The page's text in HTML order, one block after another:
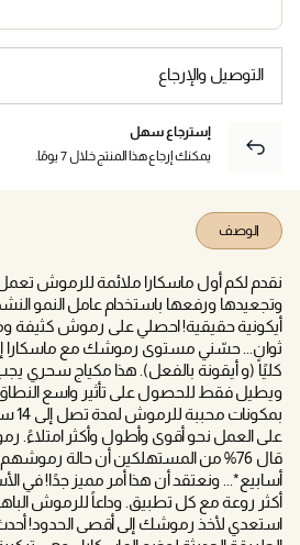
التوصيل والإرجاع
إسترجاع سهل
يمكنك إرجاع هذا المنتج خلال 7 يومًا.
الوصف
نقدم لكم أول ماسكارا ملائمة للرموش
أيكونية حقيقية! احصلي على رموش كثيفة
ثوانٍ... حسّني مستوى رموشك مع ماسكارا
كليًا (و أيقونة بالفعل). هذا مكياج سحري
ويطيل فقط للحصول على تأثير واسع
على العمل نحو أقوى وأطول وأكثر امتلاءً.
أسابيع*... ونعتقد أن هذا أمر مميز جدًا!
أكثر روعة مع كل تطبيق. وداعاً للرموش
استعدي لأخذ رموشك إلى أقصى الحدود! أحدث